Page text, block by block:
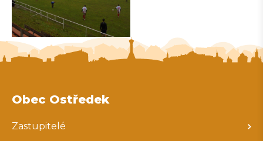
Obec Ostředek
Zastupitelé